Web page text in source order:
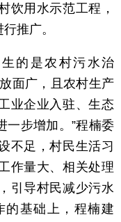
饮用水示范工程，
推广。
的是农村污水治
面广，且农村生产
业企业入驻、生态
一步增加。”程楠委
不足，村民生活习
作量大、相关处理
引导村民减少污水
的基础上，程楠建